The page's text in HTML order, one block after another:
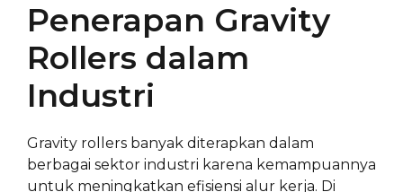
Penerapan Gravity
Rollers dalam
Industri
Gravity rollers banyak diterapkan dalam
berbagai sektor industri karena kemampuannya
untuk meningkatkan efisiensi alur kerja. Di